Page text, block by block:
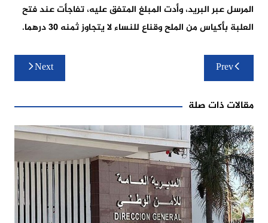
المرسل عبر البريد، وأدت المبلغ المتفق عليه، تفاجأت عند فتح
العلبة بأكياس من الملح وقناع للنساء لا يتجاوز ثمنه 30 درهما.
تصفّح
المقالات
Prev
Next
مقالات ذات صلة